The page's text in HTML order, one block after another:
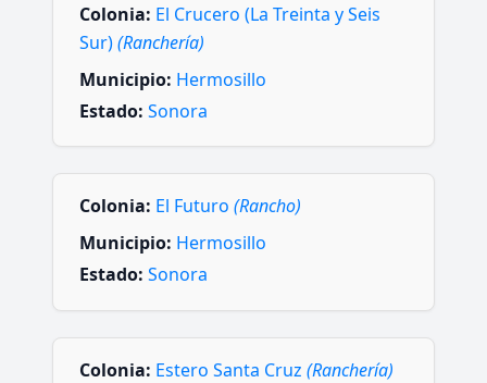
Colonia: El Crucero (La Treinta y Seis
Sur)(Ranchería)
Municipio: Hermosillo
Estado: Sonora
Colonia: El Futuro (Rancho)
Municipio: Hermosillo
Estado: Sonora
Colonia: Estero Santa Cruz (Ranchería)